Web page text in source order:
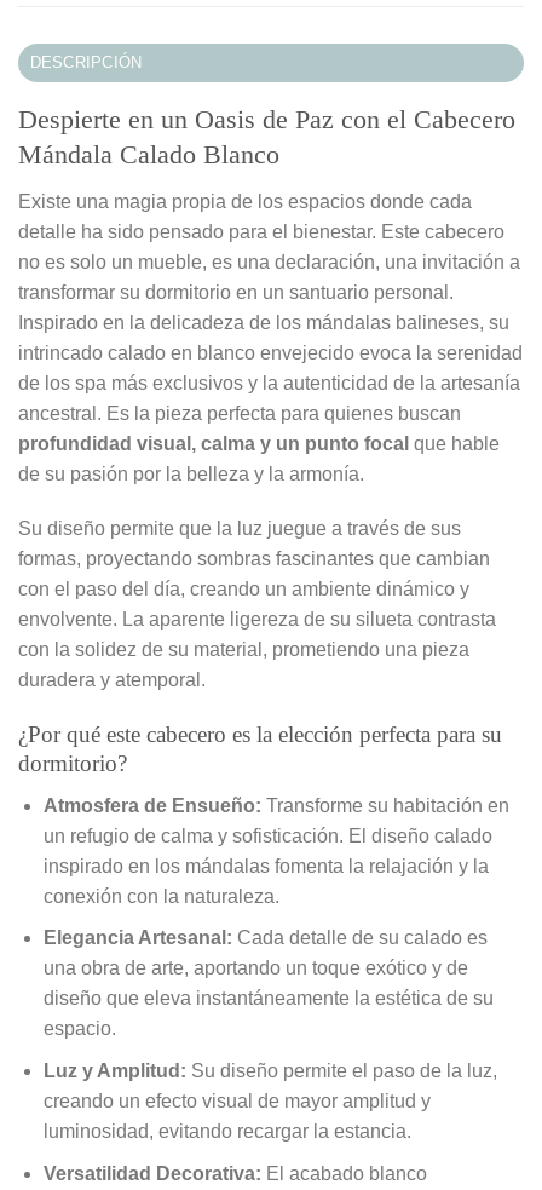
DESCRIPCIÓN
Despierte en un Oasis de Paz con el Cabecero
Mándala Calado Blanco
Existe una magia propia de los espacios donde cada
detalle ha sido pensado para el bienestar. Este cabecero
no es solo un mueble, es una declaración, una invitación a
transformar su dormitorio en un santuario personal.
Inspirado en la delicadeza de los mándalas balineses, su
intrincado calado en blanco envejecido evoca la serenidad
de los spa más exclusivos y la autenticidad de la artesanía
ancestral. Es la pieza perfecta para quienes buscan
profundidad visual, calma y un punto focal que hable
de su pasión por la belleza y la armonía.
Su diseño permite que la luz juegue a través de sus
formas, proyectando sombras fascinantes que cambian
con el paso del día, creando un ambiente dinámico y
envolvente. La aparente ligereza de su silueta contrasta
con la solidez de su material, prometiendo una pieza
duradera y atemporal.
¿Por qué este cabecero es la elección perfecta para su
dormitorio?
Atmosfera de Ensueño: Transforme su habitación en
un refugio de calma y sofisticación. El diseño calado
inspirado en los mándalas fomenta la relajación y la
conexión con la naturaleza.
Elegancia Artesanal: Cada detalle de su calado es
una obra de arte, aportando un toque exótico y de
diseño que eleva instantáneamente la estética de su
espacio.
Luz y Amplitud: Su diseño permite el paso de la luz,
creando un efecto visual de mayor amplitud y
luminosidad, evitando recargar la estancia.
Versatilidad Decorativa: El acabado blanco